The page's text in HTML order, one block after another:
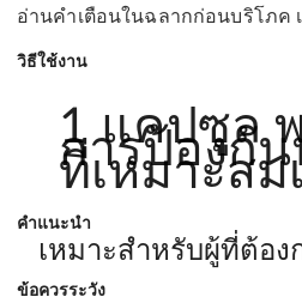
อ่านคำเตือนในฉลากก่อนบริโภค
วิธีใช้งาน
1 แคปซูล
การป้องกั
ที่เหมาะสม
คำแนะนำ
เหมาะสำหรับผู้ที่ต้อ
ข้อควรระวัง